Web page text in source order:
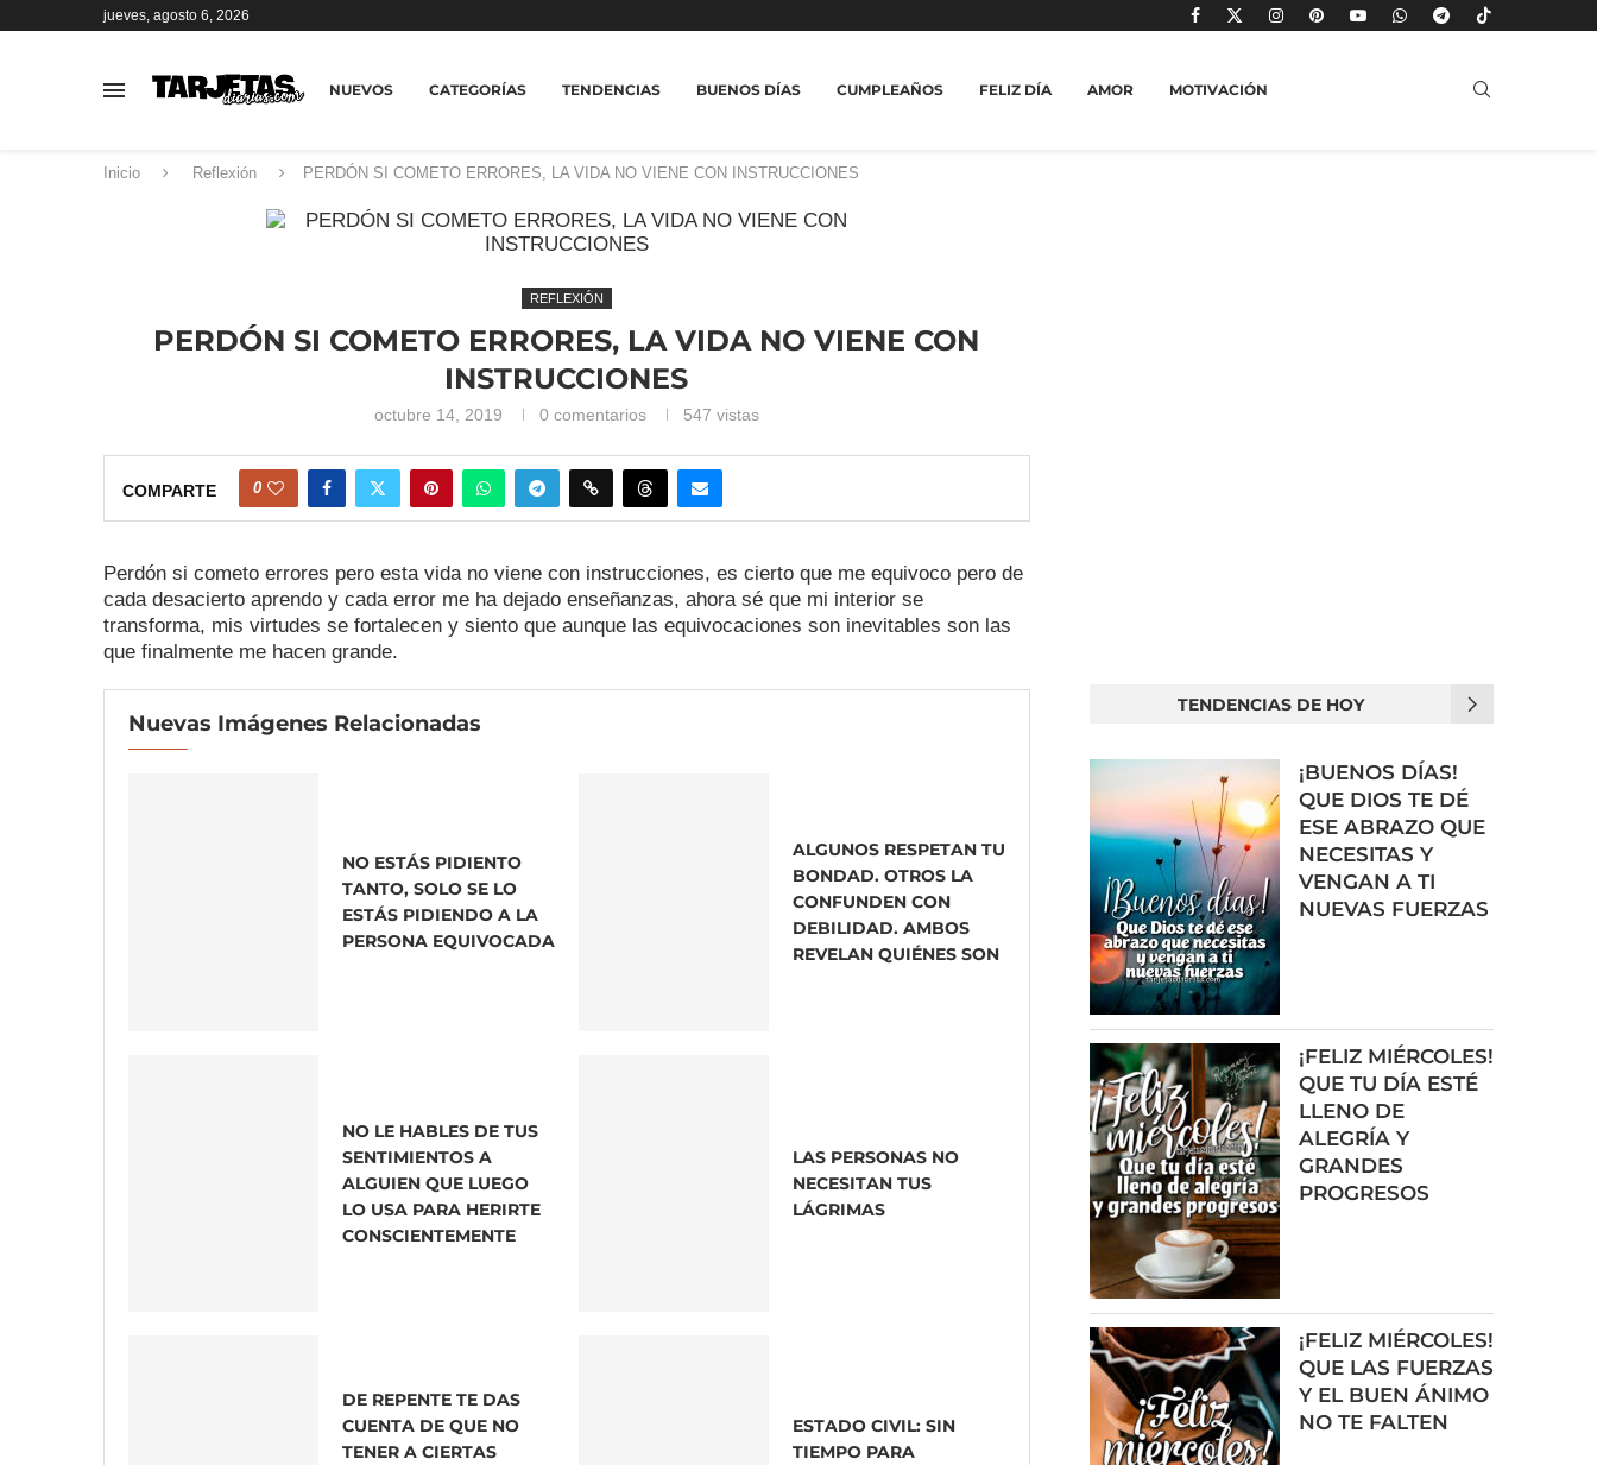
jueves, agosto 6, 2026
NUEVOS CATEGORÍAS TENDENCIAS BUENOS DÍAS CUMPLEAÑOS FELIZ DÍA AMOR MOTIVACIÓN
Inicio Reflexión PERDÓN SI COMETO ERRORES, LA VIDA NO VIENE CON INSTRUCCIONES
REFLEXIÓN
PERDÓN SI COMETO ERRORES, LA VIDA NO VIENE CON
INSTRUCCIONES
octubre 14, 2019 0 comentarios 547 vistas
COMPARTE 0
Perdón si cometo errores pero esta vida no viene con instrucciones, es cierto que me equivoco pero de
cada desacierto aprendo y cada error me ha dejado enseñanzas, ahora sé que mi interior se
transforma, mis virtudes se fortalecen y siento que aunque las equivocaciones son inevitables son las
que finalmente me hacen grande.
Nuevas Imágenes Relacionadas
NO ESTÁS PIDIENTO
TANTO, SOLO SE LO
ESTÁS PIDIENDO A LA
PERSONA EQUIVOCADA
ALGUNOS RESPETAN TU
BONDAD. OTROS LA
CONFUNDEN CON
DEBILIDAD. AMBOS
REVELAN QUIÉNES SON
NO LE HABLES DE TUS
SENTIMIENTOS A
ALGUIEN QUE LUEGO
LO USA PARA HERIRTE
CONSCIENTEMENTE
LAS PERSONAS NO
NECESITAN TUS
LÁGRIMAS
DE REPENTE TE DAS
CUENTA DE QUE NO
TENER A CIERTAS
ESTADO CIVIL: SIN
TIEMPO PARA
TENDENCIAS DE HOY
¡BUENOS DÍAS!
QUE DIOS TE DÉ
ESE ABRAZO QUE
NECESITAS Y
VENGAN A TI
NUEVAS FUERZAS
¡FELIZ MIÉRCOLES!
QUE TU DÍA ESTÉ
LLENO DE
ALEGRÍA Y
GRANDES
PROGRESOS
¡FELIZ MIÉRCOLES!
QUE LAS FUERZAS
Y EL BUEN ÁNIMO
NO TE FALTEN